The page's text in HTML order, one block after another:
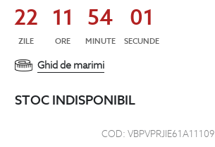
22
ZILE
11
ORE
54
MINUTE
00
SECUNDE
Ghid de marimi
STOC INDISPONIBIL
COD: VBPVPRJIE61A11109